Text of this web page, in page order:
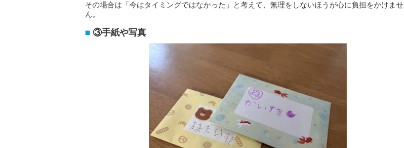
その場合は「今はタイミングではなかった」と考えて、無理をしないほうが心に負担をかけませ
ん。
③手紙や写真